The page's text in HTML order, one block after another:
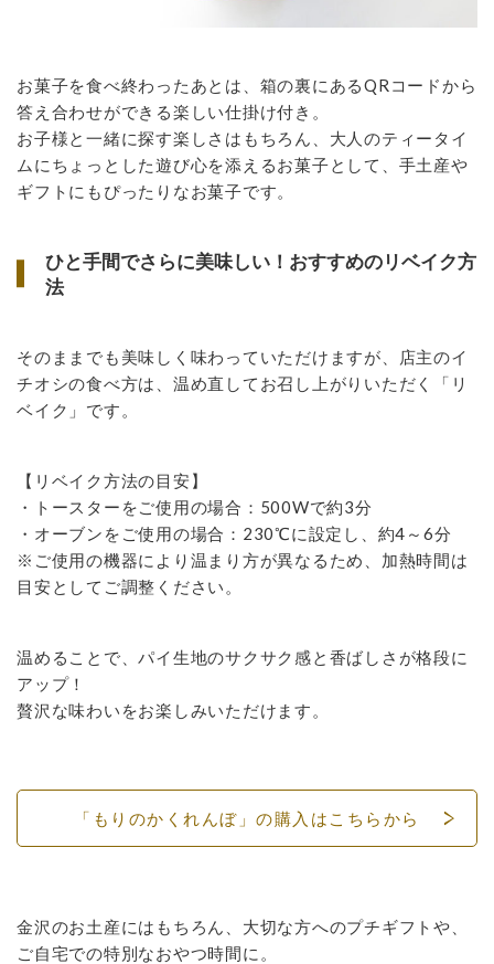
お菓子を食べ終わったあとは、箱の裏にあるQRコードから
答え合わせができる楽しい仕掛け付き。
お子様と一緒に探す楽しさはもちろん、大人のティータイ
ムにちょっとした遊び心を添えるお菓子として、手土産や
ギフトにもぴったりなお菓子です。
ひと手間でさらに美味しい！おすすめのリベイク方
法
そのままでも美味しく味わっていただけますが、店主のイ
チオシの食べ方は、温め直してお召し上がりいただく「リ
ベイク」です。
【リベイク方法の目安】
・トースターをご使用の場合：500Wで約3分
・オーブンをご使用の場合：230℃に設定し、約4～6分
※ご使用の機器により温まり方が異なるため、加熱時間は
目安としてご調整ください。
温めることで、パイ生地のサクサク感と香ばしさが格段に
アップ！
贅沢な味わいをお楽しみいただけます。
「もりのかくれんぼ」の購入はこちらから
金沢のお土産にはもちろん、大切な方へのプチギフトや、
ご自宅での特別なおやつ時間に。